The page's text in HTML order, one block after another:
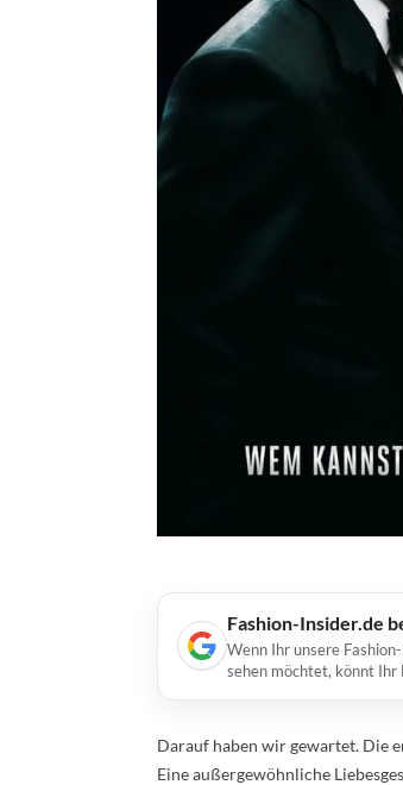
Fashion-Insider.de
Wenn Ihr unsere
sehen möchtet, könnt Ihr
Darauf haben wir gewartet. Die
Eine außergewöhnliche